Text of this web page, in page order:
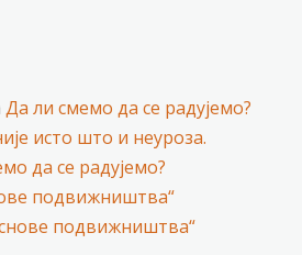
Да ли смемо да се радујемо?
исто што и неуроза.
да се радујемо?
подвижништва“
подвижништва“